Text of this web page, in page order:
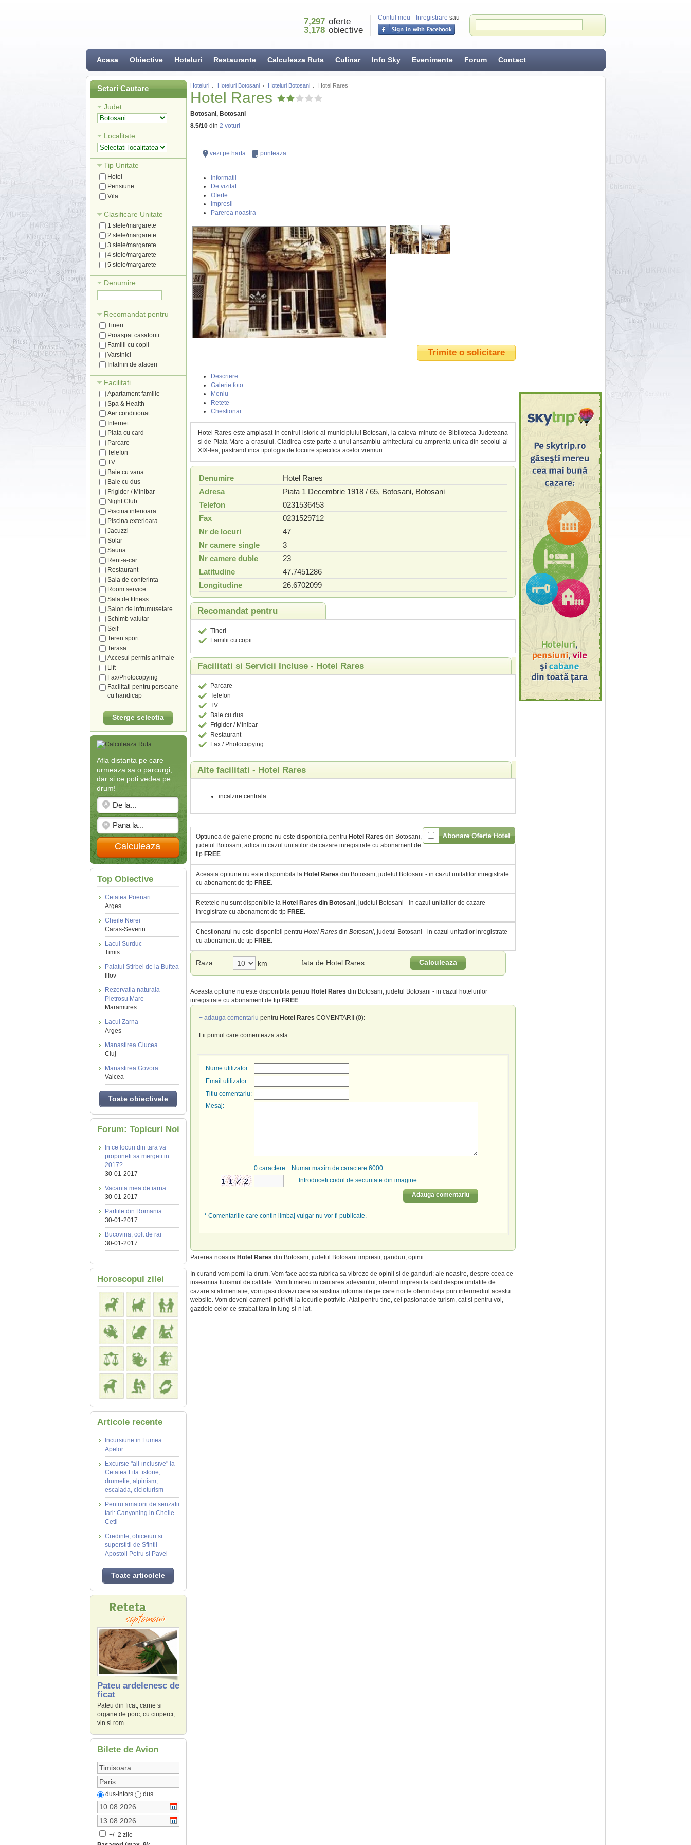
Contul meu Inregistrare sau
7,297 oferte
3,178 obiective
Acasa Obiective Hoteluri Restaurante Calculeaza Ruta Culinar Info Sky Evenimente Forum Contact
Setari Cautare
Judet
Localitate
Tip Unitate
Hotel
Pensiune
Vila
Clasificare Unitate
1 stele/margarete
2 stele/margarete
3 stele/margarete
4 stele/margarete
5 stele/margarete
Denumire
Recomandat pentru
Tineri
Proaspat casatoriti
Familii cu copii
Varstnici
Intalniri de afaceri
Facilitati
Apartament familie
Spa & Health
Aer conditionat
Internet
Plata cu card
Parcare
Telefon
TV
Baie cu vana
Baie cu dus
Frigider / Minibar
Night Club
Piscina interioara
Piscina exterioara
Jacuzzi
Solar
Sauna
Rent-a-car
Restaurant
Sala de conferinta
Room service
Sala de fitness
Salon de infrumusetare
Schimb valutar
Seif
Teren sport
Terasa
Accesul permis animale
Lift
Fax/Photocopying
Facilitati pentru persoane
cu handicap
Sterge selectia
Afla distanta pe care
urmeaza sa o parcurgi,
dar si ce poti vedea pe
drum!
Calculeaza
Top Obiective
Cetatea Poenari
Arges
Cheile Nerei
Caras-Severin
Lacul Surduc
Timis
Palatul Stirbei de la Buftea
Ilfov
Rezervatia naturala
Pietrosu Mare
Maramures
Lacul Zarna
Arges
Manastirea Ciucea
Cluj
Manastirea Govora
Valcea
Toate obiectivele
Forum: Topicuri Noi
In ce locuri din tara va
propuneti sa mergeti in
2017?
30-01-2017
Vacanta mea de iarna
30-01-2017
Partiile din Romania
30-01-2017
Bucovina, colt de rai
30-01-2017
Horoscopul zilei
Articole recente
Incursiune in Lumea
Apelor
Excursie "all-inclusive" la
Cetatea Lita: istorie,
drumetie, alpinism,
escalada, cicloturism
Pentru amatorii de senzatii
tari: Canyoning in Cheile
Cetii
Credinte, obiceiuri si
superstitii de Sfintii
Apostoli Petru si Pavel
Toate articolele
Pateu ardelenesc de
ficat
Pateu din ficat, carne si
organe de porc, cu ciuperci,
vin si rom. ...
Bilete de Avion
dus-intors dus
+/- 2 zile
Hoteluri Hoteluri Botosani Hoteluri Botosani Hotel Rares
Hotel Rares
Botosani, Botosani
8.5/10din 2 voturi
vezi pe harta printeaza
Informatii
De vizitat
Oferte
Impresii
Parerea noastra
Trimite o solicitare
Descriere
Galerie foto
Meniu
Retete
Chestionar
Hotel Rares este amplasat in centrul istoric al municipiului Botosani, la cateva minute de Biblioteca Judeteana
si de Piata Mare a orasului. Cladirea este parte a unui ansamblu arhitectural cu amprenta unica din secolul al
XIX-lea, pastrand inca tipologia de locuire specifica acelor vremuri.
Denumire
Hotel Rares
Adresa
Piata 1 Decembrie 1918 / 65, Botosani, Botosani
Telefon
0231536453
Fax
0231529712
Nr de locuri
47
Nr camere single
3
Nr camere duble
23
Latitudine
47.7451286
Longitudine
26.6702099
Recomandat pentru
Tineri
Familii cu copii
Facilitati si Servicii Incluse - Hotel Rares
Parcare
Telefon
TV
Baie cu dus
Frigider / Minibar
Restaurant
Fax / Photocopying
Alte facilitati - Hotel Rares
incalzire centrala.
Optiunea de galerie proprie nu este disponibila pentru Hotel Rares din Botosani,
judetul Botosani, adica in cazul unitatilor de cazare inregistrate cu abonament de
tip FREE.
Aceasta optiune nu este disponibila la Hotel Rares din Botosani, judetul Botosani - in cazul unitatilor inregistrate
cu abonament de tip FREE.
Retetele nu sunt disponibile la Hotel Rares din Botosani, judetul Botosani - in cazul unitatilor de cazare
inregistrate cu abonament de tip FREE.
Chestionarul nu este disponibil pentru Hotel Raresdin Botosani, judetul Botosani - in cazul unitatilor inregistrate
cu abonament de tip FREE.
Raza: km fata de Hotel Rares Calculeaza
Aceasta optiune nu este disponibila pentru Hotel Rares din Botosani, judetul Botosani - in cazul hotelurilor
inregistrate cu abonament de tip FREE.
+ adauga comentariu pentru Hotel Rares COMENTARII (0):
Fii primul care comenteaza asta.
Nume utilizator:
Email utilizator:
Titlu comentariu:
Mesaj:
0caractere :: Numar maxim de caractere 6000
Introduceti codul de securitate din imagine
Adauga comentariu
* Comentariile care contin limbaj vulgar nu vor fi publicate.
Parerea noastra Hotel Rares din Botosani, judetul Botosani impresii, ganduri, opinii
In curand vom porni la drum. Vom face acesta rubrica sa vibreze de opinii si de ganduri: ale noastre, despre ceea ce
inseamna turismul de calitate. Vom fi mereu in cautarea adevarului, oferind impresii la cald despre unitatile de
cazare si alimentatie, vom gasi dovezi care sa sustina informatiile pe care noi le oferim deja prin intermediul acestui
website. Vom deveni oamenii potriviti la locurile potrivite. Atat pentru tine, cel pasionat de turism, cat si pentru voi,
gazdele celor ce strabat tara in lung si-n lat.